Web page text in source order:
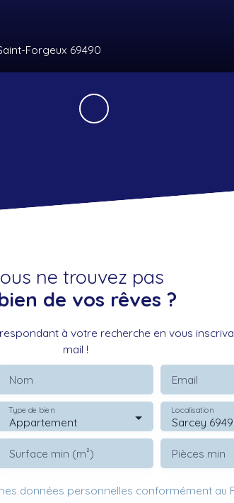
69170
ne trouvez pas
de vos rêves ?
à votre recherche en vous
mail !
Nom Email
Appartement
Type de bien
Sarcey
Localisation
Surface min (m²) Pièces min
données personnelles conformément au